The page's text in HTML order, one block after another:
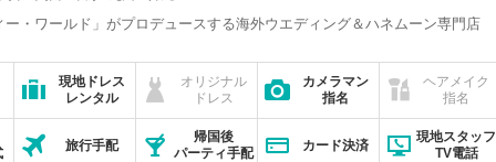
ー・ワールド」がプロデュースする海外ウエディング＆ハネムーン専門店
現地ドレス
レンタル
オリジナル
ドレス
カメラマン
指名
ヘアメイク
指名
旅行手配
帰国後
パーティ手配
カード決済
現地スタッフ
TV電話